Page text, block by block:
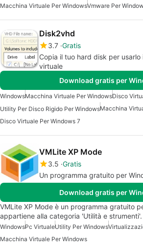
Macchina Virtuale Per WindowsVmware Per
Disk2vhd
3.7 Gratis
Copia il tuo hard disk per usarlo
virtuale
Download gratis per
WindowsMacchina Virtuale Per WindowsDisco
Utility Per Disco Rigido Per WindowsMacchina
Disco Virtuale Per Windows 7
VMLite XP Mode
3.5 Gratis
Un programma gratuito per
Download gratis per
VMLite XP Mode è un programma gratuito
appartiene alla categoria 'Utilità e strumenti'.
WindowsPc VirtualeUtility Per Windows
Macchina Virtuale Per Windows